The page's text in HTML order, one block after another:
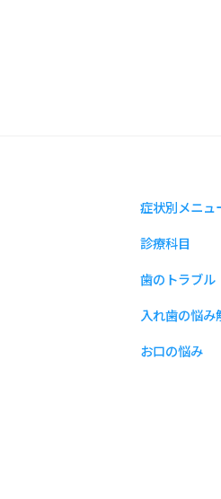
症状別メニュ
診療科目
歯のトラブル
入れ歯の悩み
お口の悩み